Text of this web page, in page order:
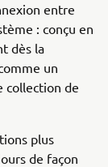
entre
: conçu en
dès la
un
collection de
plus
de façon